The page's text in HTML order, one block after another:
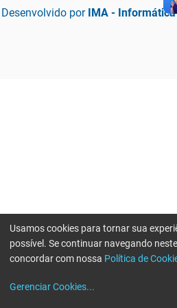
Desenvolvido por IMA -
Usamos cookies para tornar sua
possível. Se continuar navegando
concordar com nossa Política de
Gerenciar Cookies...
Erro ao enviar informações, por